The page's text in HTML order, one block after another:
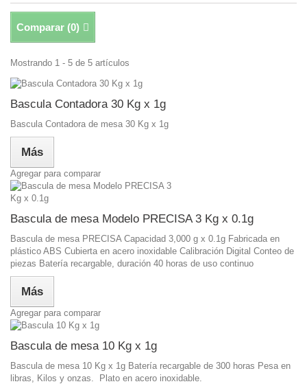
Comparar (0)
Mostrando 1 - 5 de 5 artículos
Bascula Contadora 30 Kg x 1g
Bascula Contadora de mesa 30 Kg x 1g
Más
Agregar para comparar
Bascula de mesa Modelo PRECISA 3 Kg x 0.1g
Bascula de mesa PRECISA Capacidad 3,000 g x 0.1g Fabricada en
plástico ABS Cubierta en acero inoxidable Calibración Digital Conteo de
piezas Batería recargable, duración 40 horas de uso continuo
Más
Agregar para comparar
Bascula de mesa 10 Kg x 1g
Bascula de mesa 10 Kg x 1g Batería recargable de 300 horas Pesa en
libras, Kilos y onzas. Plato en acero inoxidable.